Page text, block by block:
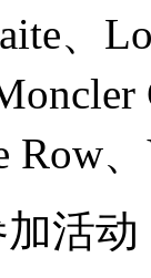
、
Row
活动